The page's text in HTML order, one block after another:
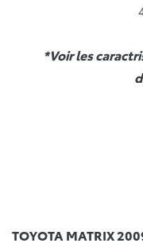
*Voir les
TOYOTA MATRIX